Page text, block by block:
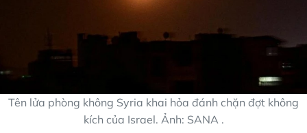
Tên lửa phòng không Syria khai hỏa đánh chặn đợt không
kích của Israel. Ảnh: SANA .